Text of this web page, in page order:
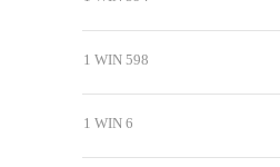
1 WIN 598
1 WIN 6